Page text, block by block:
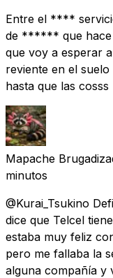
Entre el ****
de ****** que hace
que voy a esperar
reviente en el
hasta que las cosss
Mapache
minutos
@Kurai_Tsukino
dice que Telcel
estaba muy feliz
pero me fallaba la
alguna compañía y